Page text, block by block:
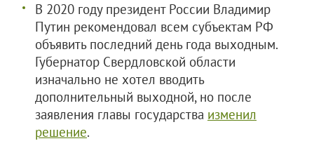
В 2020 году президент России Владимир
Путин рекомендовал всем субъектам РФ
объявить последний день года выходным.
Губернатор Свердловской области
изначально не хотел вводить
дополнительный выходной, но после
заявления главы государства изменил
решение.